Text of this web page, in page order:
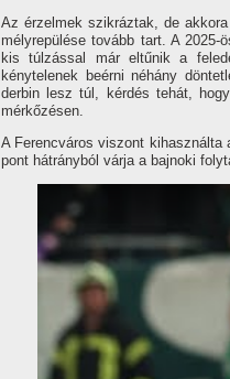
Az érzelmek szikráztak, de
mélyrepülése tovább tart. A
kis túlzással már eltűnik a
kénytelenek beérni néhány
derbin lesz túl, kérdés tehát,
mérkőzésen.
A Ferencváros viszont
pont hátrányból várja a bajnoki